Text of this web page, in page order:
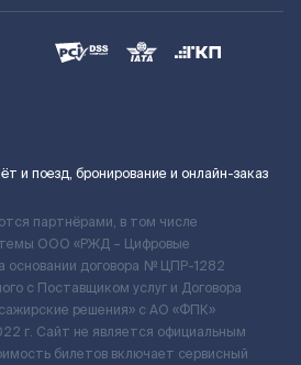
и поезд, бронирование и онлайн-заказ
партнёрами, в том числе
ООО «РЖД – Цифровые
основании договора № ЦПР-1282
с Поставщиком услуг и Договора
решения» c АО «ФПК»
г. Сайт не является официальным
билетов включает сервисный